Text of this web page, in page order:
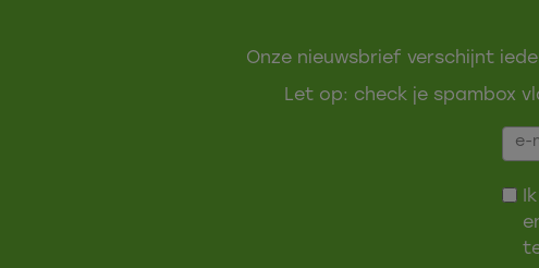
Onze nieuwsbrief verschijnt
Let op: check je spambox